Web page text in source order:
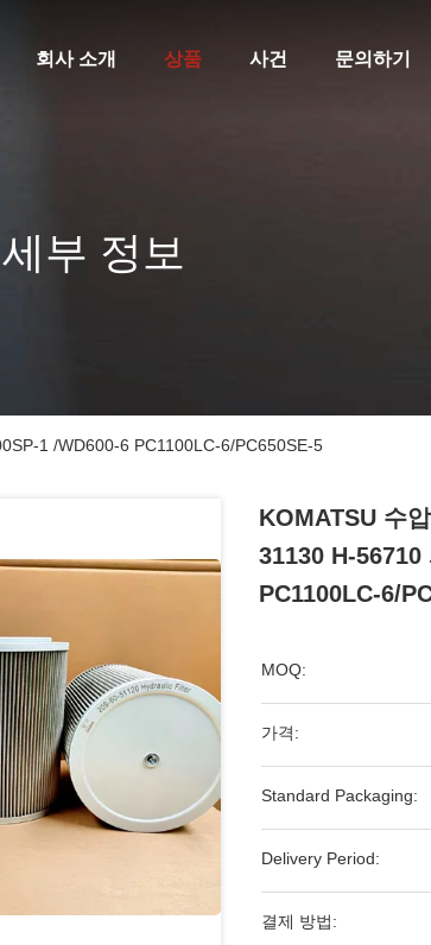
회사 소개 상품 사건 문의하기
부 정보
1 /WD600-6 PC1100LC-6/PC650SE-5
KOMATSU 수
31130 H-56710
PC1100LC-6/
MOQ:
가격:
Standard Packaging:
Delivery Period:
결제 방법: